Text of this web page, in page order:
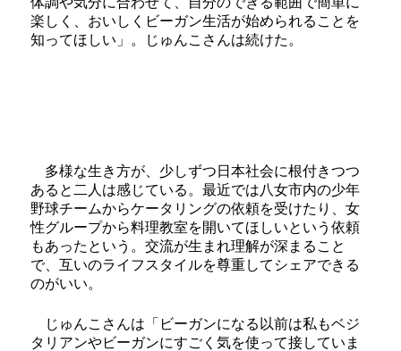
楽しく、おいしくビーガン生活が始められることを
知ってほしい」。じゅんこさんは続けた。
多様な生き方が、少しずつ日本社会に根付きつつ
あると二人は感じている。最近では八女市内の少年
野球チームからケータリングの依頼を受けたり、女
性グループから料理教室を開いてほしいという依頼
もあったという。交流が生まれ理解が深まること
で、互いのライフスタイルを尊重してシェアできる
のがいい。
じゅんこさんは「ビーガンになる以前は私もベジ
タリアンやビーガンにすごく気を使って接していま